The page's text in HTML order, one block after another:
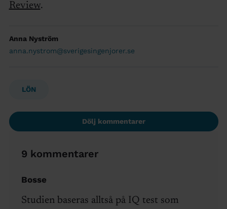
Review.
Anna Nyström
anna.nystrom@sverigesingenjorer.se
LÖN
Dölj kommentarer
9 kommentarer
Bosse
Studien baseras alltså på IQ test som